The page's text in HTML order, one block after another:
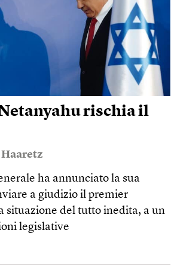
rischia il
Haaretz
ha annunciato la sua
a giudizio il premier
situazione del tutto inedita, a un
legislative